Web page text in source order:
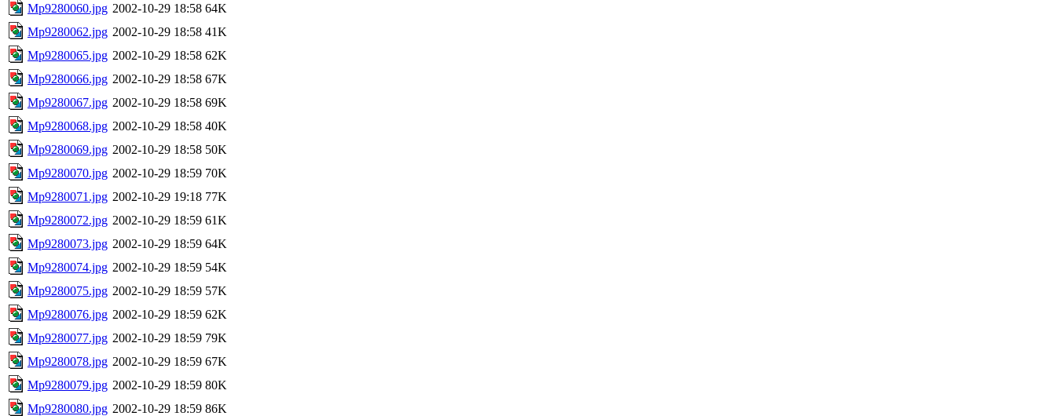
Mp9280060.jpg 2002-10-29 18:58 64K
Mp9280062.jpg 2002-10-29 18:58 41K
Mp9280065.jpg 2002-10-29 18:58 62K
Mp9280066.jpg 2002-10-29 18:58 67K
Mp9280067.jpg 2002-10-29 18:58 69K
Mp9280068.jpg 2002-10-29 18:58 40K
Mp9280069.jpg 2002-10-29 18:58 50K
Mp9280070.jpg 2002-10-29 18:59 70K
Mp9280071.jpg 2002-10-29 19:18 77K
Mp9280072.jpg 2002-10-29 18:59 61K
Mp9280073.jpg 2002-10-29 18:59 64K
Mp9280074.jpg 2002-10-29 18:59 54K
Mp9280075.jpg 2002-10-29 18:59 57K
Mp9280076.jpg 2002-10-29 18:59 62K
Mp9280077.jpg 2002-10-29 18:59 79K
Mp9280078.jpg 2002-10-29 18:59 67K
Mp9280079.jpg 2002-10-29 18:59 80K
Mp9280080.jpg 2002-10-29 18:59 86K